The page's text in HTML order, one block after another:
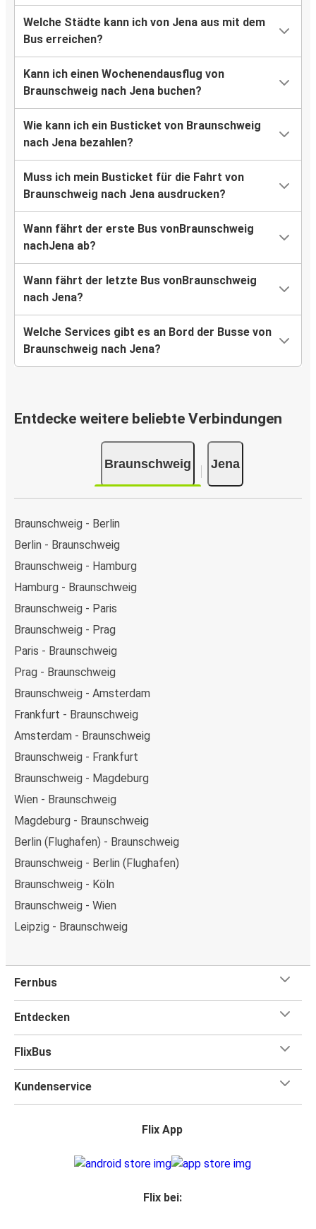
Welche Städte kann ich von Jena aus mit dem
Bus erreichen?
Kann ich einen Wochenendausflug von
Braunschweig nach Jena buchen?
Wie kann ich ein Busticket von Braunschweig
nach Jena bezahlen?
Muss ich mein Busticket für die Fahrt von
Braunschweig nach Jena ausdrucken?
Wann fährt der erste Bus vonBraunschweig
nachJena ab?
Wann fährt der letzte Bus vonBraunschweig
nach Jena?
Welche Services gibt es an Bord der Busse von
Braunschweig nach Jena?
Entdecke weitere beliebte Verbindungen
Braunschweig Jena
Braunschweig - Berlin
Berlin - Braunschweig
Braunschweig - Hamburg
Hamburg - Braunschweig
Braunschweig - Paris
Braunschweig - Prag
Paris - Braunschweig
Prag - Braunschweig
Braunschweig - Amsterdam
Frankfurt - Braunschweig
Amsterdam - Braunschweig
Braunschweig - Frankfurt
Braunschweig - Magdeburg
Wien - Braunschweig
Magdeburg - Braunschweig
Berlin (Flughafen) - Braunschweig
Braunschweig - Berlin (Flughafen)
Braunschweig - Köln
Braunschweig - Wien
Leipzig - Braunschweig
Fernbus
Entdecken
FlixBus
Kundenservice
Flix App
Flix bei: